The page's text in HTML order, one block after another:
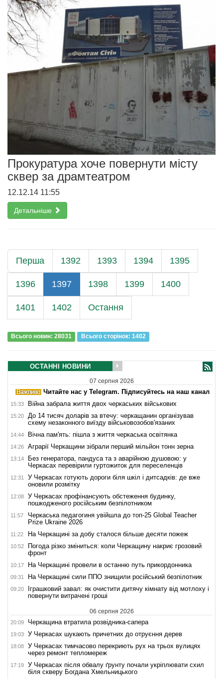
Прокуратура хоче повернути місту
сквер за драмтеатром
12.12.14 11:55
Детальніше
Перша 1392 1393 1394 1395
1396 1397 1398 1399 1400
1401 1402 Остання
Всього новин: 28031 Всього сторiнок: 1402
ОСТАННІ НОВИНИ
07 серпня 2026
Читайте нас у Telegram. Підписуйтесь на наш канал
15:33 Війна забрала життя двох черкаських військових
15:20
До 14 тисяч доларів за втечу: черкащанин організував
схему незаконного виїзду військовозобов'язаних
14:44 Вічна пам'ять: пішла з життя черкаська освітянка
14:26 Аграрії Черкащини зібрали перший мільйон тонн зерна
13:14
Без генератора, пандуса та з аварійною душовою: у
Черкасах перевірили гуртожиток для переселенців
12:31
У Черкасах готують дороги біля шкіл і дитсадків: де вже
оновили розмітку
12:08
У Черкасах профінансують обстеження будинку,
пошкодженого російським безпілотником
11:57
Черкаська педагогиня увійшла до топ-25 Global Teacher
Prize Ukraine 2026
11:22 На Черкащині за добу сталося більше десяти пожеж
10:52
Погода різко зміниться: коли Черкащину накриє грозовий
фронт
10:17 На Черкащині провели в останню путь прикордонника
09:31 На Черкащині сили ППО знищили російський безпілотник
09:20
Іграшковий завал: як очистити дитячу кімнату від мотлоху і
повернути витрачені гроші
06 серпня 2026
20:09 Черкащина втратила розвідника-сапера
19:03 У Черкасах шукають причетних до отруєння дерев
18:08
У Черкасах тимчасово перекриють рух на трьох вулицях
через ремонт тепломереж
17:19
У Черкасах після обвалу ґрунту почали укріплювати схил
біля скверу Богдана Хмельницького